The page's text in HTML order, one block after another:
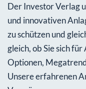
Der Investor Verlag
und innovativen
zu schützen und
gleich, ob Sie sich
Optionen,
Unsere erfahrenen